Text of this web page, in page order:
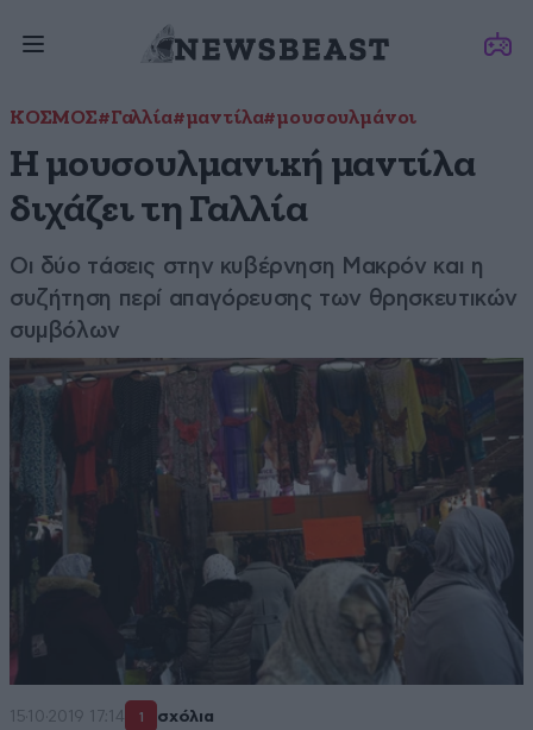
ΚΟΣΜΟΣ#Γαλλία#μαντίλα#μουσουλμάνοι
Η μουσουλμανική μαντίλα
διχάζει τη Γαλλία
Οι δύο τάσεις στην κυβέρνηση Μακρόν και η
συζήτηση περί απαγόρευσης των θρησκευτικών
συμβόλων
15·10·2019 17:14 1 σχόλια